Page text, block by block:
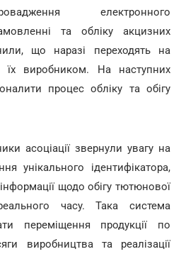
електронного
та обліку акцизних
що наразі переходять на
їх виробником. На наступних
процес обліку та обігу
асоціації звернули увагу на
унікального ідентифікатора,
щодо обігу тютюнової
часу. Така система
переміщення продукції по
виробництва та реалізації